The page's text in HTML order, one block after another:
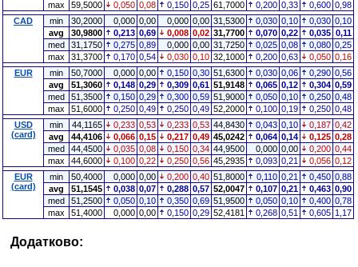
max
59,5000 0,050 0,08 0,150 0,25 61,7000 0,200 0,33 0,600 0,98
CAD
min 30,2000 0,000 0,00 0,000 0,00 31,5300 0,030 0,10 0,030 0,10
avg
30,9800 0,213 0,69 0,008 0,02 31,7700 0,070 0,22 0,035 0,11
med
31,1750 0,275 0,89 0,000 0,00 31,7250 0,025 0,08 0,080 0,25
max
31,3700 0,170 0,54 0,030 0,10 32,1000 0,200 0,63 0,050 0,16
EUR
min 50,7000 0,000 0,00 0,150 0,30 51,6300 0,030 0,06 0,290 0,56
avg
51,3060 0,148 0,29 0,309 0,61 51,9148 0,065 0,12 0,304 0,59
med
51,3500 0,150 0,29 0,300 0,59 51,9000 0,050 0,10 0,250 0,48
max
51,6000 0,250 0,49 0,250 0,49 52,2000 0,100 0,19 0,250 0,48
USD
(card)
min 44,1165 0,233 0,53 0,233 0,53 44,8430 0,043 0,10 0,187 0,42
avg
44,4106 0,066 0,15 0,217 0,49 45,0242 0,064 0,14 0,125 0,28
med
44,4500 0,035 0,08 0,150 0,34 44,9500 0,000 0,00 0,200 0,44
max
44,6000 0,100 0,22 0,250 0,56 45,2935 0,093 0,21 0,056 0,12
EUR
(card)
min 50,4000 0,000 0,00 0,200 0,40 51,8000 0,110 0,21 0,450 0,88
avg
51,1545 0,038 0,07 0,288 0,57 52,0047 0,107 0,21 0,463 0,90
med
51,2500 0,050 0,10 0,350 0,69 51,9500 0,050 0,10 0,400 0,78
max
51,4000 0,000 0,00 0,150 0,29 52,4181 0,268 0,51 0,605 1,17
Додатково: